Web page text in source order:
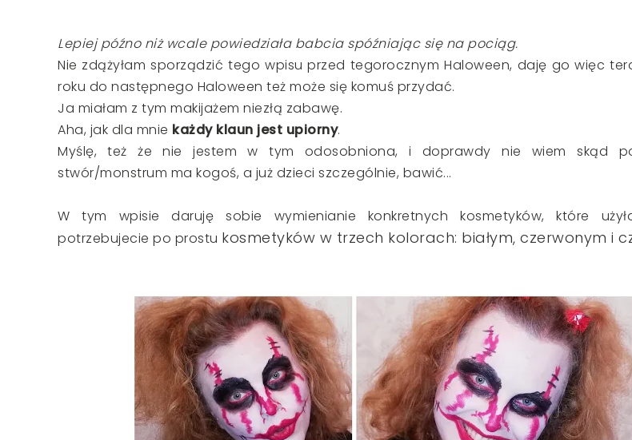
Lepiej późno niż wcale powiedziała babcia spóźniając się na pociąg.
Nie zdążyłam sporządzić tego wpisu przed tegorocznym Haloween, daję go więc
roku do następnego Haloween też może się komuś przydać.
Ja miałam z tym makijażem niezłą zabawę.
Aha, jak dla mnie każdy klaun jest upiorny.
Myślę, też że nie jestem w tym odosobniona, i doprawdy nie wiem skąd
stwór/monstrum ma kogoś, a już dzieci szczególnie, bawić...
W tym wpisie daruję sobie wymienianie konkretnych kosmetyków, które
potrzebujecie po prostu kosmetyków w trzech kolorach: białym, czerwonym i